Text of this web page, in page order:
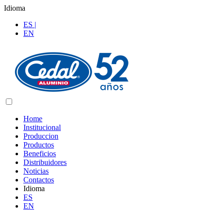
Idioma
ES |
EN
Home
Institucional
Produccion
Productos
Beneficios
Distribuidores
Noticias
Contactos
Idioma
ES
EN